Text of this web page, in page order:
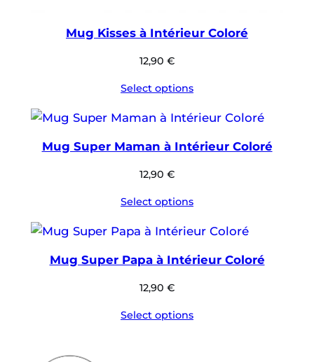
Mug Kisses à Intérieur Coloré
12,90 €
Select options
Mug Super Maman à Intérieur Coloré
12,90 €
Select options
Mug Super Papa à Intérieur Coloré
12,90 €
Select options